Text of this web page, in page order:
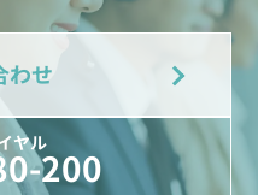
わせ
ヤル
200